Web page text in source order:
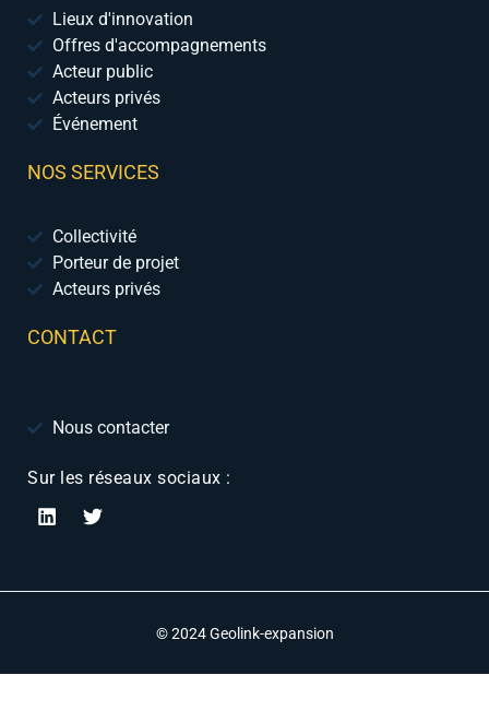
Lieux d'innovation
Offres d'accompagnements
Acteur public
Acteurs privés
Événement
NOS SERVICES
Collectivité
Porteur de projet
Acteurs privés
CONTACT
Nous contacter
Sur les réseaux sociaux :
© 2024 Geolink-expansion